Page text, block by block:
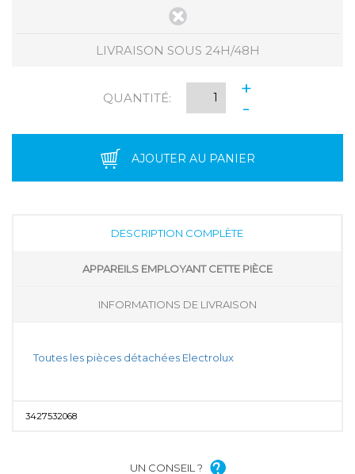
LIVRAISON SOUS 24H/48H
QUANTITÉ:
+
-
AJOUTER AU PANIER
DESCRIPTION COMPLÈTE
APPAREILS EMPLOYANT CETTE PIÈCE
INFORMATIONS DE LIVRAISON
Toutes les pièces détachées Electrolux
3427532068
UN CONSEIL ?